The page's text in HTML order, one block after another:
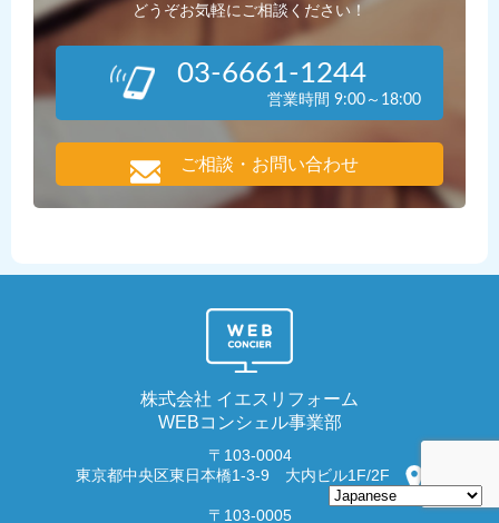
どうぞお気軽にご相談ください！
03-6661-1244
営業時間 9:00～18:00
ご相談・お問い合わせ
株式会社 イエスリフォーム
WEBコンシェル事業部
〒103-0004
東京都中央区東日本橋1-3-9 大内ビル1F/2F
〒103-0005